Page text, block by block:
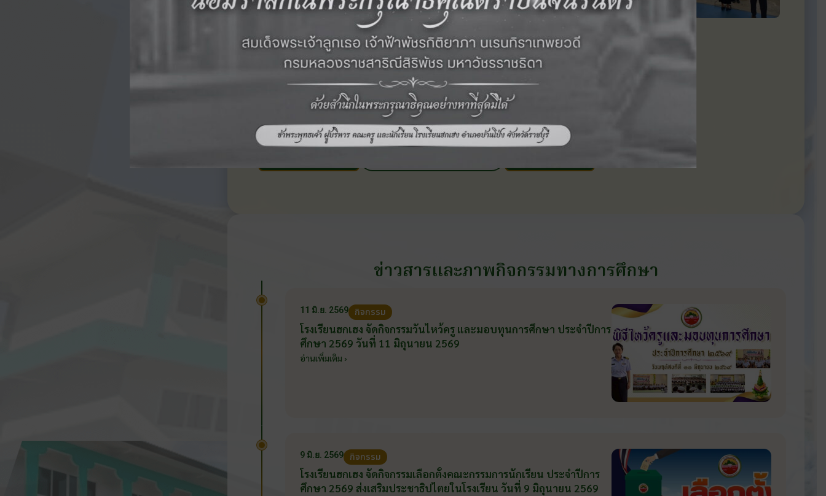
ข่าวสารและภาพกิจกรรมทางการศึกษา
11 มิ.ย. 2569 กิจกรรม
โรงเรียนฮกเฮง จัดกิจกรรมวันไหว้ครู และมอบทุนการศึกษา ประจำปีการ
ศึกษา 2569 วันที่ 11 มิถุนายน 2569
อ่านเพิ่มเติม ›
9 มิ.ย. 2569 กิจกรรม
โรงเรียนฮกเฮง จัดกิจกรรมเลือกตั้งคณะกรรมการนักเรียน ประจำปีการ
ศึกษา 2569 ส่งเสริมประชาธิปไตยในโรงเรียน วันที่ 9 มิถุนายน 2569